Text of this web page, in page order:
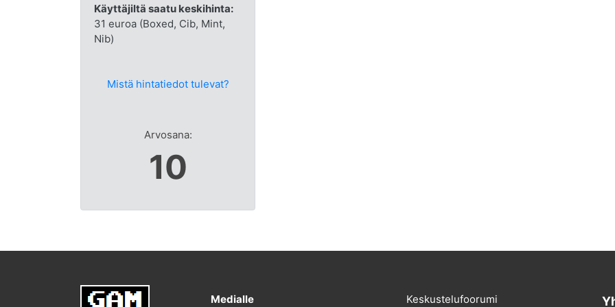
Käyttäjiltä saatu keskihinta:
31 euroa (Boxed, Cib, Mint,
Nib)
Mistä hintatiedot tulevat?
Arvosana:
10
Medialle Keskustelufoorumi